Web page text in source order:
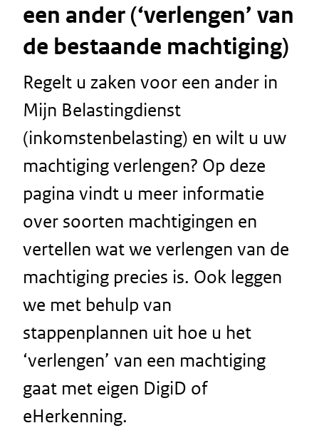
een ander (‘verlengen’ van
de bestaande machtiging)
Regelt u zaken voor een ander in
Mijn Belastingdienst
(inkomstenbelasting) en wilt u uw
machtiging verlengen? Op deze
pagina vindt u meer informatie
over soorten machtigingen en
vertellen wat we verlengen van de
machtiging precies is. Ook leggen
we met behulp van
stappenplannen uit hoe u het
‘verlengen’ van een machtiging
gaat met eigen DigiD of
eHerkenning.